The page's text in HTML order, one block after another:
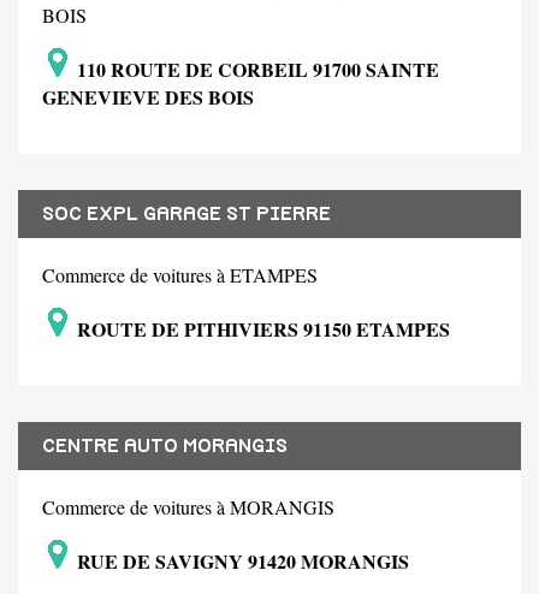
BOIS
110 ROUTE DE CORBEIL 91700 SAINTE
GENEVIEVE DES BOIS
SOC EXPL GARAGE ST PIERRE
Commerce de voitures à ETAMPES
ROUTE DE PITHIVIERS 91150 ETAMPES
CENTRE AUTO MORANGIS
Commerce de voitures à MORANGIS
RUE DE SAVIGNY 91420 MORANGIS